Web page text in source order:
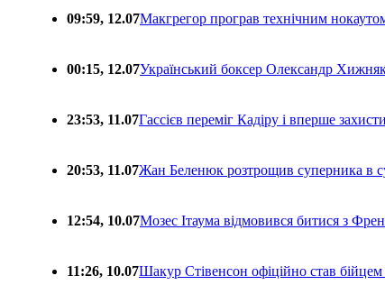
09:59, 12.07Макгрегор програв технічним
00:15, 12.07Український боксер Олександр
23:53, 11.07Гассієв переміг Кадіру і вперше
20:53, 11.07Жан Беленюк розтрощив суперника в
12:54, 10.07Мозес Ітаума відмовився битися з
11:26, 10.07Шакур Стівенсон офіційно став